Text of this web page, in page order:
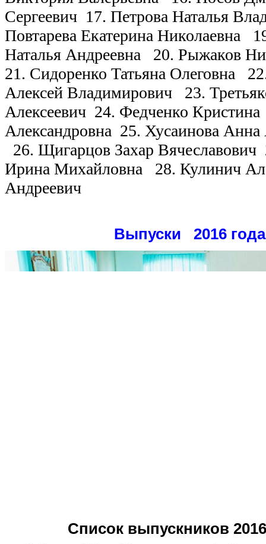
Сергеевич 17. Петрова Наталья
Повтарева Екатерина Николаевна
Наталья Андреевна
20. Рыжаков
21. Сидоренко Татьяна Олеговна
Алексей Владимирович
23.
Алексеевич 24. Федченко Кристина
Александровна 25. Хусаинова Анна
26. Щигарцов Захар Вячеславович
Ирина Михайловна
28. Кулинич
Андреевич
Выпуски 2016 года
Список выпускников